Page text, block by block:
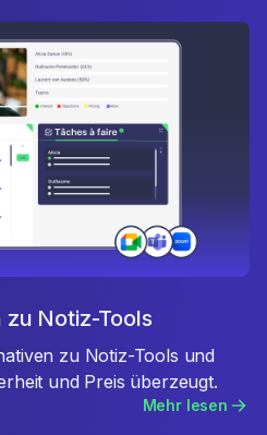
Notiz-Tools
zu Notiz-Tools und
und Preis überzeugt.
Mehr lesen